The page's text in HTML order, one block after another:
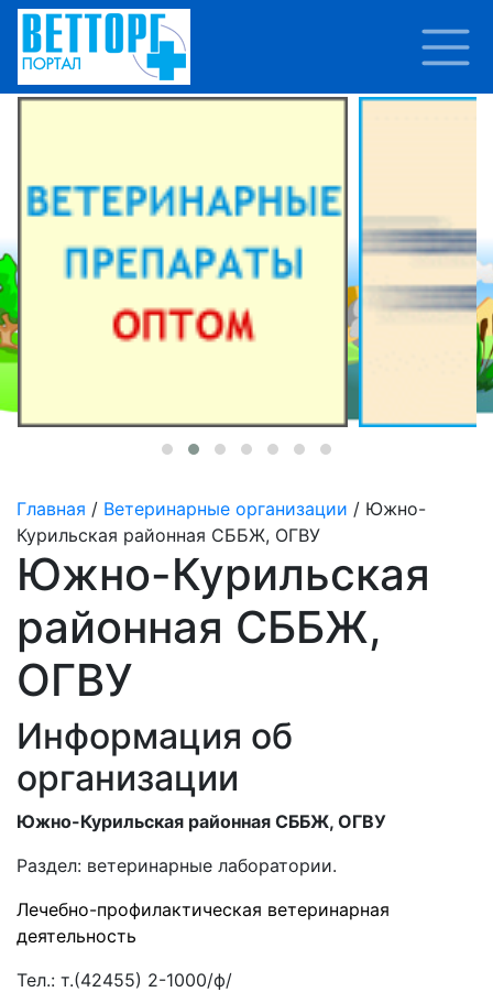
Главная / Ветеринарные организации / Южно-
Курильская районная СББЖ, ОГВУ
Южно-Курильская
районная СББЖ,
ОГВУ
Информация об
организации
Южно-Курильская районная СББЖ, ОГВУ
Раздел: ветеринарные лаборатории.
Лечебно-профилактическая ветеринарная
деятельность
Тел.: т.(42455) 2-1000/ф/